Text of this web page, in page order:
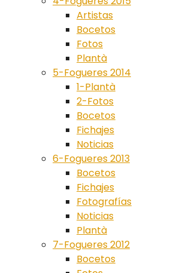
Artistas
Bocetos
Fotos
Plantà
5-Fogueres 2014
1-Plantà
2-Fotos
Bocetos
Fichajes
Noticias
6-Fogueres 2013
Bocetos
Fichajes
Fotografías
Noticias
Plantà
7-Fogueres 2012
Bocetos